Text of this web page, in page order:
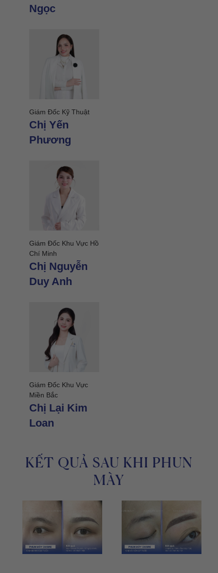
Ngọc
Giám Đốc Kỹ Thuật
Chị Yến
Phương
Giám Đốc Khu Vực Hồ
Chí Minh
Chị Nguyễn
Duy Anh
Giám Đốc Khu Vực
Miền Bắc
Chị Lại Kim
Loan
KẾT QUẢ SAU KHI PHUN
MÀY